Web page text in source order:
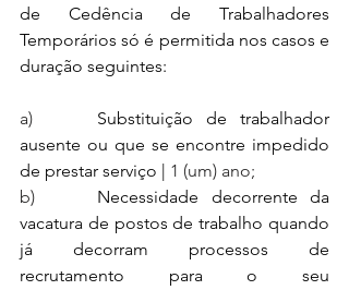
de Cedência de Trabalhadores
Temporários só é permitida nos casos e
duração seguintes:
a) Substituição de trabalhador
ausente ou que se encontre impedido
de prestar serviço | 1 (um) ano;
b) Necessidade decorrente da
vacatura de postos de trabalho quando
já decorram processos de
recrutamento para o seu